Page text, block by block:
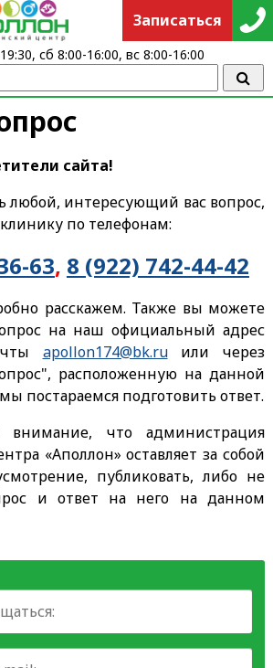
сайта!
любой, интересующий вас вопрос,
по телефонам:
63, 8 (922) 742-44-42
расскажем. Также вы можете
на наш официальный адрес
apollon174@bk.ruили через
расположенную на данной
постараемся подготовить ответ.
что администрация
«Аполлон» оставляет за собой
публиковать, либо не
и ответ на него на данном
Записаться
сб 8:00-16:00, вс 8:00-16:00